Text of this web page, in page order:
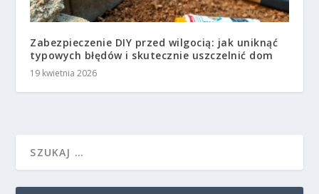
Zabezpieczenie DIY przed wilgocią: jak uniknąć
typowych błędów i skutecznie uszczelnić dom
19 kwietnia 2026